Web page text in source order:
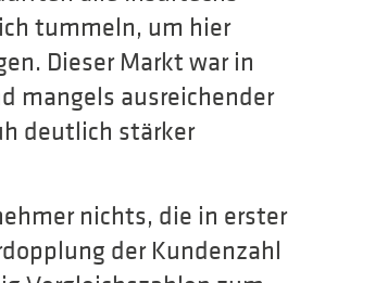
tummeln, um hier
Dieser Markt war in
mangels ausreichender
deutlich stärker
nichts, die in erster
der Kundenzahl